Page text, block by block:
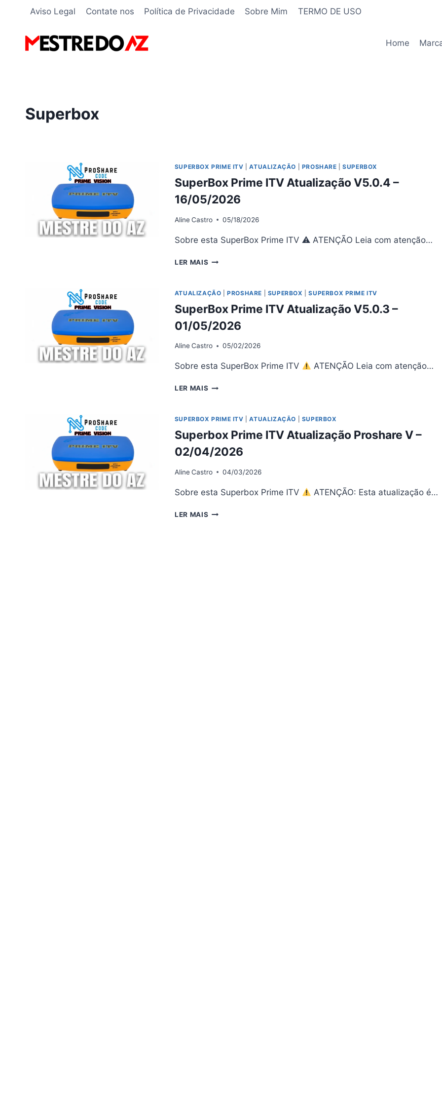
Conteúdo
Aviso Legal Contate nos Política de Privacidade Sobre Mim TERMO DE USO
Home
Superbox
SUPERBOX PRIME ITV |ATUALIZAÇÃO PROSHARE |SUPERBOX
SuperBox Prime ITV Atualização V5.0.4 –
16/05/2026
AlineCastro 05/18/2026
Sobre esta SuperBox Prime ITV ⚠ ATENÇÃO Leia com atenção…
LER MAIS SUPERBOX
ATUALIZAÇÃO
–
16/05/2026
ATUALIZAÇÃO |PROSHARE SUPERBOX |SUPERBOX PRIME ITV
SuperBox Prime ITV Atualização V5.0.3 –
01/05/2026
AlineCastro 05/02/2026
Sobre esta SuperBox Prime ITV ATENÇÃO Leia com atenção…
LER MAIS SUPERBOX
ATUALIZAÇÃO
–
01/05/2026
SUPERBOX PRIME ITV |ATUALIZAÇÃO SUPERBOX
Superbox Prime ITV Atualização Proshare V –
02/04/2026
AlineCastro 04/03/2026
Sobre esta Superbox Prime ITV ATENÇÃO: Esta atualização é…
LER MAIS SUPERBOX